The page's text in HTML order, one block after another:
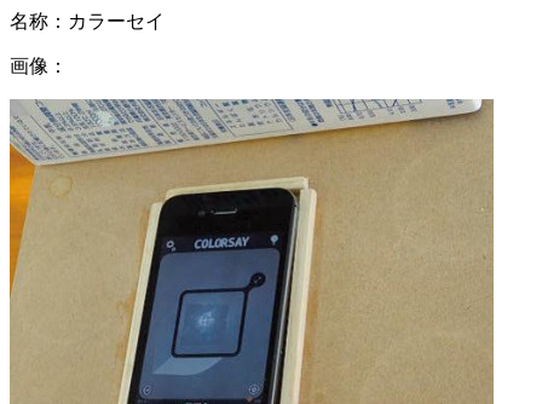
名称： カラーセイ
画像：